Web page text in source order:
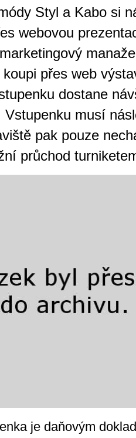
Styl a Kabo si
webovou
přes web
dostane
Vstupenku musí
pak pouze
průchod
je daňovým
Brno je
zajímavé
restaurace,
místem, kde si
hry. V
širokou nabídku her
jak pro pravidelné